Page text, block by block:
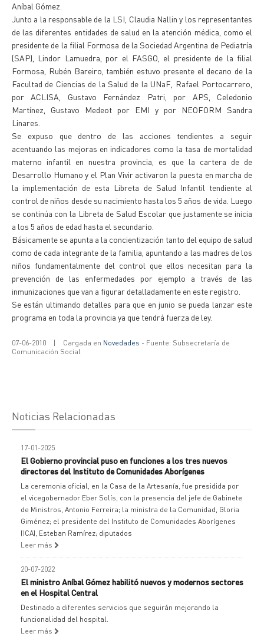
Aníbal Gómez.
Junto a la responsable de la LSI, Claudia Nallin y los representantes
de las diferentes entidades de salud en la atención médica, como el
presidente de la filial Formosa de la Sociedad Argentina de Pediatría
(SAP), Lindor Lamuedra, por el FASGO, el presidente de la filial
Formosa, Rubén Bareiro, también estuvo presente el decano de la
Facultad de Ciencias de la Salud de la UNaF, Rafael Portocarrero,
por ACLISA, Gustavo Fernández Patri, por APS, Celedonio
Martínez, Gustavo Medeot por EMI y por NEOFORM Sandra
Linares.
Se expuso que dentro de las acciones tendientes a seguir
acentuando las mejoras en indicadores como la tasa de mortalidad
materno infantil en nuestra provincia, es que la cartera de de
Desarrollo Humano y el Plan Vivir activaron la puesta en marcha de
la implementación de esta Libreta de Salud Infantil tendiente al
control de niños desde su nacimiento hasta los 5 años de vida. Luego
se continúa con la Libreta de Salud Escolar que justamente se inicia
a los 5 años de edad hasta el secundario.
Básicamente se apunta a la concientización tanto del equipo de salud
como de cada integrante de la familia, apuntando a las madres de los
niños fundamentalmente del control que ellos necesitan para la
prevención de las enfermedades por ejemplo a través de las
inmunizaciones que van a figurar detalladamente en este registro.
Se están ultimando detalles para que en junio se pueda lanzar este
programa en toda la provincia ya que tendrá fuerza de ley.
07-06-2010 | Cargada en Novedades - Fuente: Subsecretaría de
Comunicación Social
Noticias Relacionadas
17-01-2025
El Gobierno provincial puso en funciones a los tres nuevos
directores del Instituto de Comunidades Aborígenes
La ceremonia oficial, en la Casa de la Artesanía, fue presidida por
el vicegobernador Eber Solís, con la presencia del jefe de Gabinete
de Ministros, Antonio Ferreira; la ministra de la Comunidad, Gloria
Giménez; el presidente del Instituto de Comunidades Aborígenes
(ICA), Esteban Ramírez; diputados
Leer más
20-07-2022
El ministro Aníbal Gómez habilitó nuevos y modernos sectores
en el Hospital Central
Destinado a diferentes servicios que seguirán mejorando la
funcionalidad del hospital.
Leer más